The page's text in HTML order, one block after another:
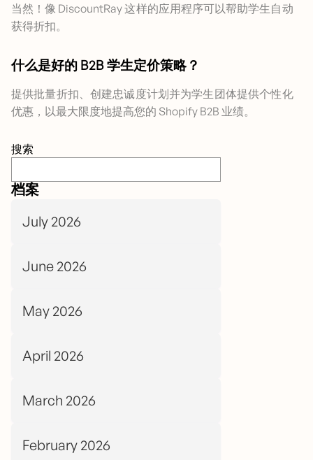
搜索
档案
July 2026
June 2026
May 2026
April 2026
March 2026
February 2026
当然！像 DiscountRay 这样的应用程序可以帮助学生自动
获得折扣。
什么是好的 B2B 学生定价策略？
提供批量折扣、创建忠诚度计划并为学生团体提供个性化
优惠，以最大限度地提高您的 Shopify B2B 业绩。